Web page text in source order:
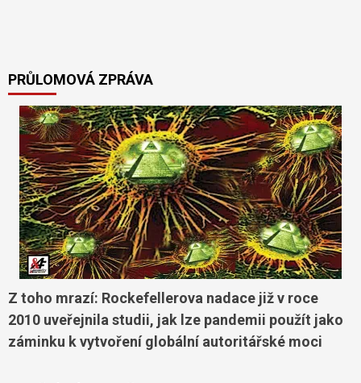
PRŮLOMOVÁ ZPRÁVA
Z toho mrazí: Rockefellerova nadace již v roce
2010 uveřejnila studii, jak lze pandemii použít jako
záminku k vytvoření globální autoritářské moci